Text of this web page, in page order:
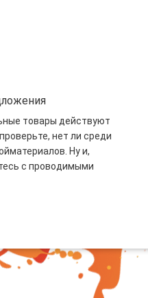
товары действуют
нет ли среди
Ну и,
с проводимыми